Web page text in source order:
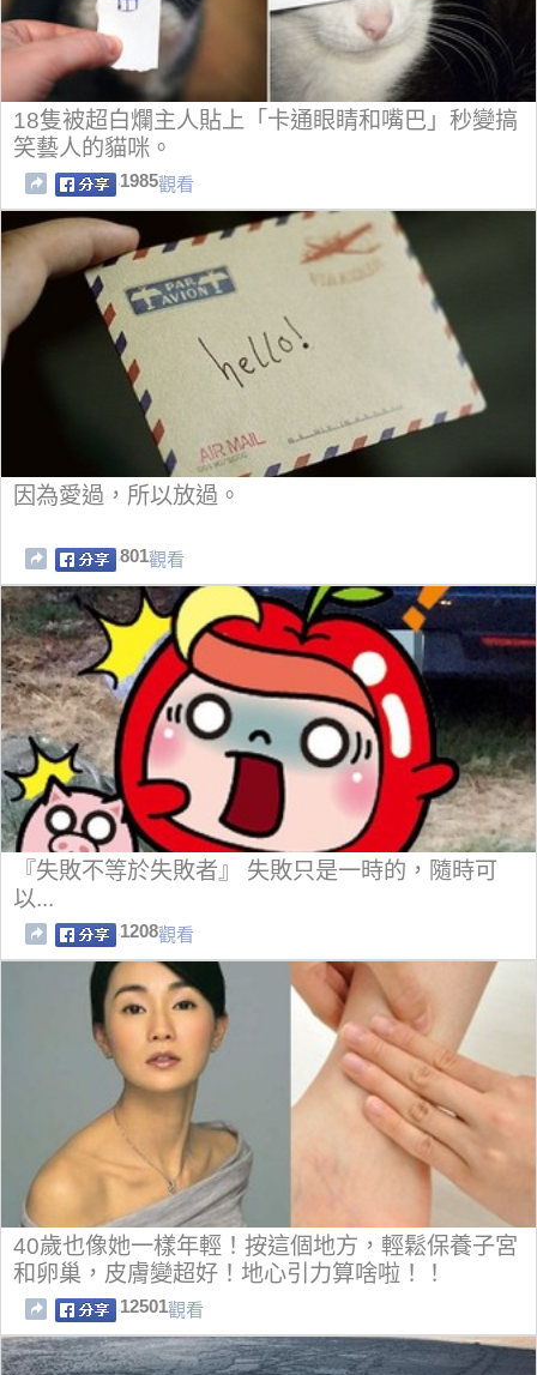
18隻被超白爛主人貼上「卡通眼睛和嘴巴」秒變搞
笑藝人的貓咪。
1985觀看
因為愛過，所以放過。
801觀看
『失敗不等於失敗者』 失敗只是一時的，隨時可
以...
1208觀看
40歲也像她一樣年輕！按這個地方，輕鬆保養子宮
和卵巢，皮膚變超好！地心引力算啥啦！！
12501觀看